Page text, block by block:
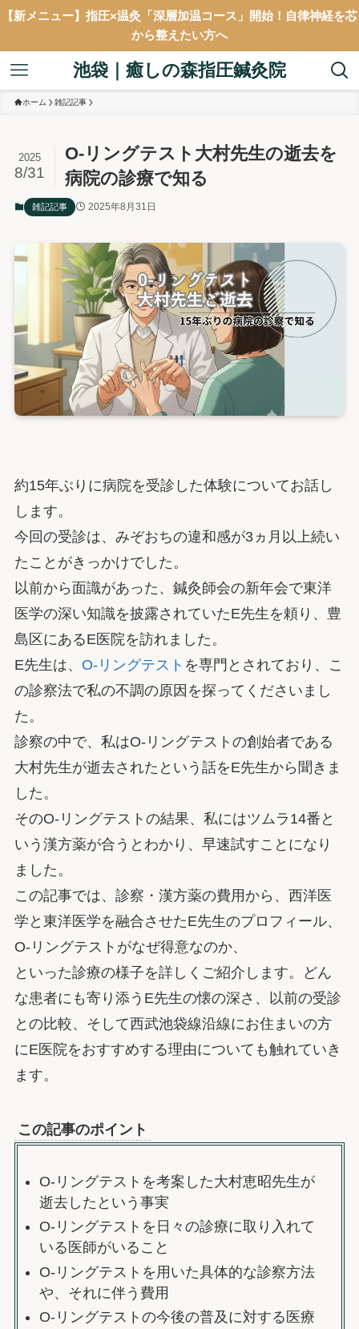
【新メニュー】指圧×温灸「深層加温コース」開始！自律神経を芯
から整えたい方へ
池袋｜癒しの森指圧鍼灸院
ホーム 雑記記事
O-リングテスト大村先生の逝去を
病院の診療で知る
2025
8/31
雑記記事 2025年8月31日
約15年ぶりに病院を受診した体験についてお話し
します。
今回の受診は、みぞおちの違和感が3ヵ月以上続い
たことがきっかけでした。
以前から面識があった、鍼灸師会の新年会で東洋
医学の深い知識を披露されていたE先生を頼り、豊
島区にあるE医院を訪れました。
E先生は、 O-リングテスト を専門とされており、こ
の診察法で私の不調の原因を探ってくださいまし
た。
診察の中で、私はO-リングテストの創始者である
大村先生が逝去されたという話をE先生から聞きま
した。
そのO-リングテストの結果、私にはツムラ14番と
いう漢方薬が合うとわかり、早速試すことになり
ました。
この記事では、診察・漢方薬の費用から、西洋医
学と東洋医学を融合させたE先生のプロフィール、
O-リングテストがなぜ得意なのか、
といった診療の様子を詳しくご紹介します。どん
な患者にも寄り添うE先生の懐の深さ、以前の受診
との比較、そして西武池袋線沿線にお住まいの方
にE医院をおすすめする理由についても触れていき
ます。
この記事のポイント
O-リングテストを考案した大村恵昭先生が
逝去したという事実
O-リングテストを日々の診療に取り入れて
いる医師がいること
O-リングテストを用いた具体的な診察方法
や、それに伴う費用
O-リングテストの今後の普及に対する医療